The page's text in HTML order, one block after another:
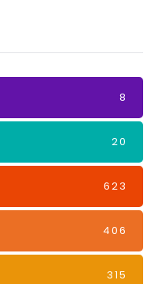
8
20
623
406
315